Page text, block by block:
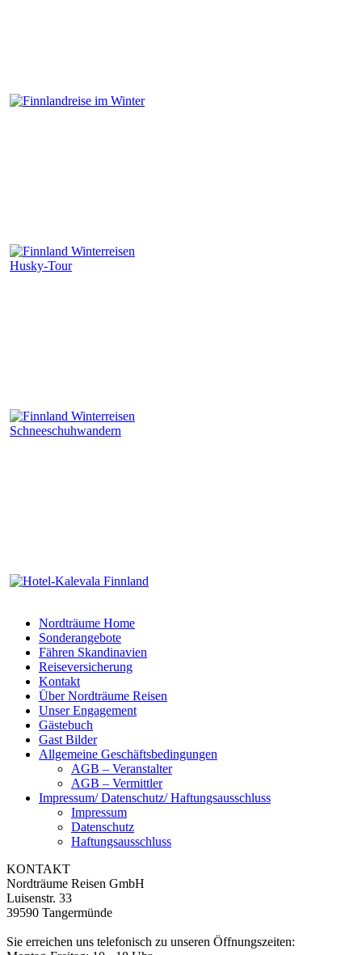
Nordträume Home
Sonderangebote
Fähren Skandinavien
Reiseversicherung
Kontakt
Über Nordträume Reisen
Unser Engagement
Gästebuch
Gast Bilder
Allgemeine Geschäftsbedingungen
AGB – Veranstalter
AGB – Vermittler
Impressum/ Datenschutz/ Haftungsausschluss
Impressum
Datenschutz
Haftungsausschluss
KONTAKT
Nordträume Reisen GmbH
Luisenstr. 33
39590 Tangermünde
Sie erreichen uns telefonisch zu unseren Öffnungszeiten: